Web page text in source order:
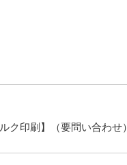
印刷】（要問い合わせ）